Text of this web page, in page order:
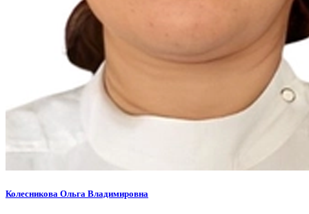
Колесникова Ольга Владимировна